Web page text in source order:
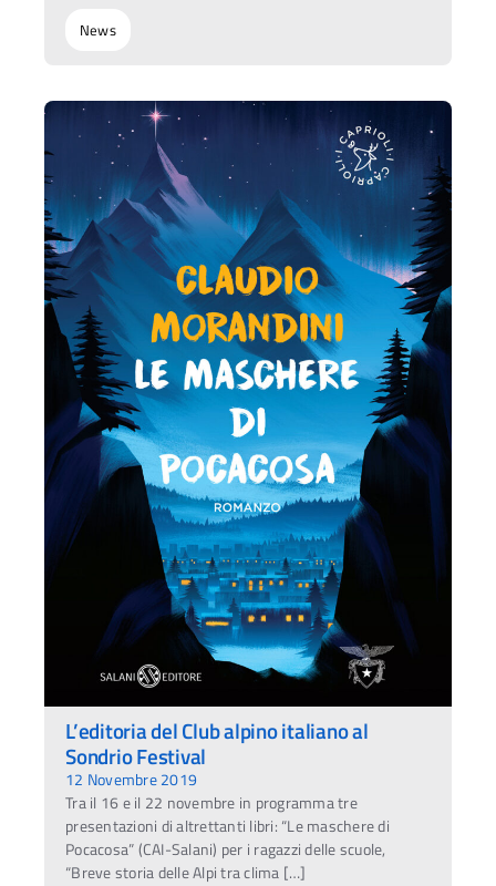
News
L’editoria del Club alpino italiano al
Sondrio Festival
12 Novembre 2019
Tra il 16 e il 22 novembre in programma tre
presentazioni di altrettanti libri: “Le maschere di
Pocacosa” (CAI-Salani) per i ragazzi delle scuole,
“Breve storia delle Alpi tra clima […]